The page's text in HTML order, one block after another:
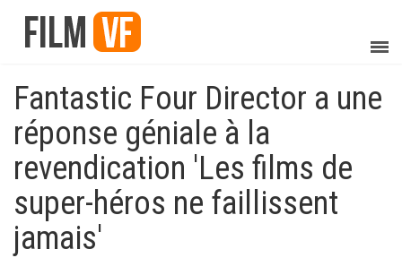
Fantastic Four Director a une
réponse géniale à la
revendication 'Les films de
super-héros ne faillissent
jamais'